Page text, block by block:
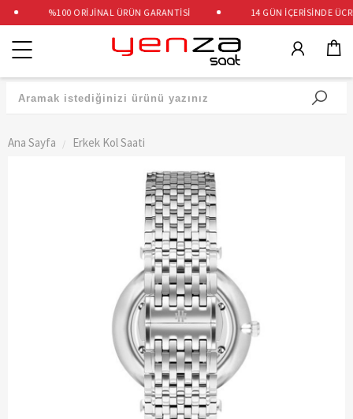
%100 ORİJİNAL ÜRÜN GARANTİSİ 14 GÜN İÇERİSİNDE
Kategoriler
Ana Sayfa Erkek Kol Saati